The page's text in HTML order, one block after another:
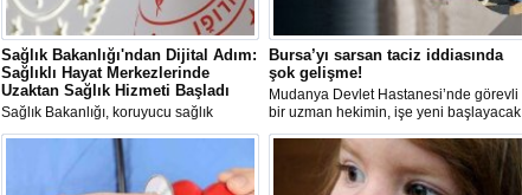
Sağlık Bakanlığı'ndan Dijital Adım:
Sağlıklı Hayat Merkezlerinde
Uzaktan Sağlık Hizmeti Başladı
Sağlık Bakanlığı, koruyucu sağlık
hizmetlerini dijital ortama taşıyarak
Uzaktan Hasta Değerlendirme
Sistemi’ni (UHDS) 81 ildeki Sağlıklı
Hayat Merkezlerinde kullanıma sundu.
Bursa’yı sarsan taciz iddiasında
şok gelişme!
Mudanya Devlet Hastanesi’nde görevli
bir uzman hekimin, işe yeni başlayacak
firma personeli genç kadını poliklinik
odasında taciz ettiği iddiası üzerine adli
ve idari soruşturma başlatıldı.